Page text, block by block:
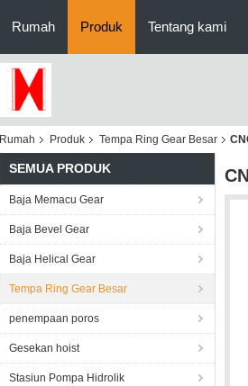
Rumah Produk Tentang kami
Rumah Produk Tempa Ring Gear Besar
SEMUA PRODUK
Baja Memacu Gear
Baja Bevel Gear
Baja Helical Gear
Tempa Ring Gear Besar
penempaan poros
Gesekan hoist
Stasiun Pompa Hidrolik